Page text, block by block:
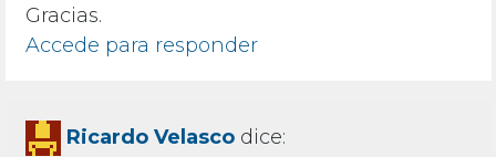
Gracias.
Accede para responder
Ricardo Velasco dice: